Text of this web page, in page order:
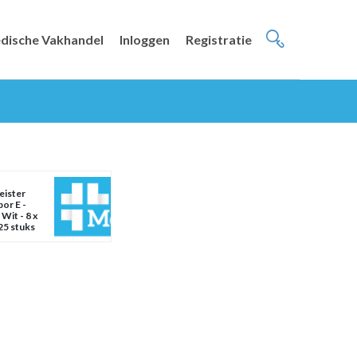
Vakhandel Inloggen Registratie
E -
- 8 x
stuks